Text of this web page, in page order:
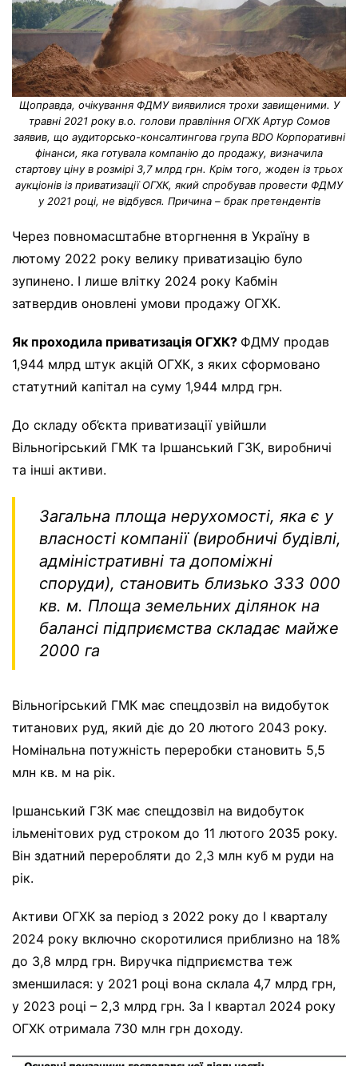
Щоправда, очікування ФДМУ виявилися трохи завищеними. У
травні 2021 року в.о. голови правління ОГХК Артур Сомов
заявив, що аудиторсько-консалтингова група BDO Корпоративні
фінанси, яка готувала компанію до продажу, визначила
стартову ціну в розмірі 3,7 млрд грн. Крім того, жоден із трьох
аукціонів із приватизації ОГХК, який спробував провести ФДМУ
у 2021 році, не відбувся. Причина – брак претендентів
Через повномасштабне вторгнення в Україну в
лютому 2022 року велику приватизацію було
зупинено. І лише влітку 2024 року Кабмін
затвердив оновлені умови продажу ОГХК.
Як проходила приватизація ОГХК? ФДМУ продав
1,944 млрд штук акцій ОГХК, з яких сформовано
статутний капітал на суму 1,944 млрд грн.
До складу об’єкта приватизації увійшли
Вільногірський ГМК та Іршанський ГЗК, виробничі
та інші активи.
Загальна площа нерухомості, яка є у
власності компанії (виробничі будівлі,
адміністративні та допоміжні
споруди), становить близько 333 000
кв. м. Площа земельних ділянок на
балансі підприємства складає майже
2000 га
Вільногірський ГМК має спецдозвіл на видобуток
титанових руд, який діє до 20 лютого 2043 року.
Номінальна потужність переробки становить 5,5
млн кв. м на рік.
Іршанський ГЗК має спецдозвіл на видобуток
ільменітових руд строком до 11 лютого 2035 року.
Він здатний переробляти до 2,3 млн куб м руди на
рік.
Активи ОГХК за період з 2022 року до І кварталу
2024 року включно скоротилися приблизно на 18%
до 3,8 млрд грн. Виручка підприємства теж
зменшилася: у 2021 році вона склала 4,7 млрд грн,
у 2023 році – 2,3 млрд грн. За І квартал 2024 року
ОГХК отримала 730 млн грн доходу.